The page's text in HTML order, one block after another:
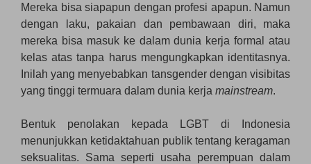
Mereka bisa siapapun dengan profesi apapun. Namun
dengan laku, pakaian dan pembawaan diri, maka
mereka bisa masuk ke dalam dunia kerja formal atau
kelas atas tanpa harus mengungkapkan identitasnya.
Inilah yang menyebabkan tansgender dengan visibitas
yang tinggi termuara dalam dunia kerja mainstream.
Bentuk penolakan kepada LGBT di Indonesia
menunjukkan ketidaktahuan publik tentang keragaman
seksualitas. Sama seperti usaha perempuan dalam